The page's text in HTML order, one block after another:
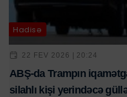
Hadisə
22 FEV 2026 | 20:24
ABŞ-da Trampın
silahlı kişi yerindəcə